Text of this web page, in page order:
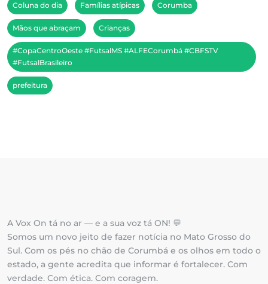
Coluna do dia Famílias atípicas Corumba
Mãos que abraçam Crianças
#CopaCentroOeste #FutsalMS #ALFECorumbá #CBFSTV
#FutsalBrasileiro
prefeitura
A Vox On tá no ar — e a sua voz tá ON! 💬
Somos um novo jeito de fazer notícia no Mato Grosso do
Sul. Com os pés no chão de Corumbá e os olhos em todo o
estado, a gente acredita que informar é fortalecer. Com
verdade. Com ética. Com coragem.